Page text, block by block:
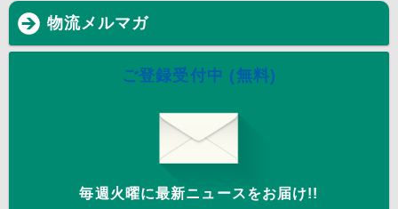
物流メルマガ
ご登録受付中 (無料)
毎週火曜に最新ニュースをお届け!!